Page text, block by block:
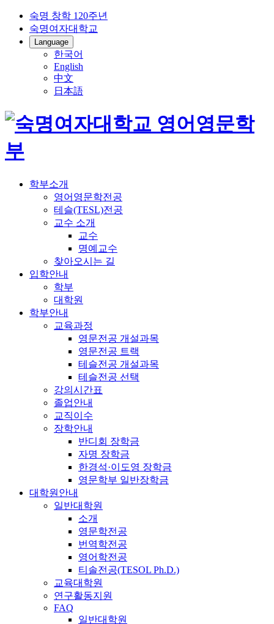
숙명 창학 120주년
숙명여자대학교
Language
한국어
English
中文
日本語
학부소개
영어영문학전공
테슬(TESL)전공
교수 소개
교수
명예교수
찾아오시는 길
입학안내
학부
대학원
학부안내
교육과정
영문전공 개설과목
영문전공 트랙
테슬전공 개설과목
테슬전공 선택
강의시간표
졸업안내
교직이수
장학안내
반디회 장학금
자명 장학금
한경석·이도영 장학금
영문학부 일반장학금
대학원안내
일반대학원
소개
영문학전공
번역학전공
영어학전공
티솔전공(TESOL Ph.D.)
교육대학원
연구활동지원
FAQ
일반대학원